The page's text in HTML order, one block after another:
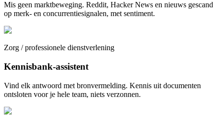
Mis geen marktbeweging. Reddit, Hacker News en nieuws gescand
op merk- en concurrentiesignalen, met sentiment.
Zorg / professionele dienstverlening
Kennisbank-assistent
Vind elk antwoord met bronvermelding. Kennis uit documenten
ontsloten voor je hele team, niets verzonnen.